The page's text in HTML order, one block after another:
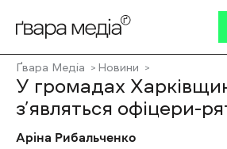
Ґвара Медіа Новини
У громадах
з’являться офіцери-
Аріна Рибальченко